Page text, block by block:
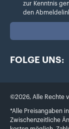
zur Kenntnis
den
FOLGE UNS:
©2026, Alle Rechte
*Alle Preisangaben
Zwischenzeitliche